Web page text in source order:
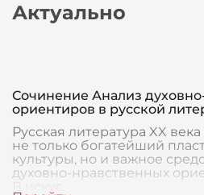
Актуально
Сочинение Анализ
ориентиров в русской
Русская литература XX
не только богатейший
культуры, но и важное
духовно-нравственных
В искус